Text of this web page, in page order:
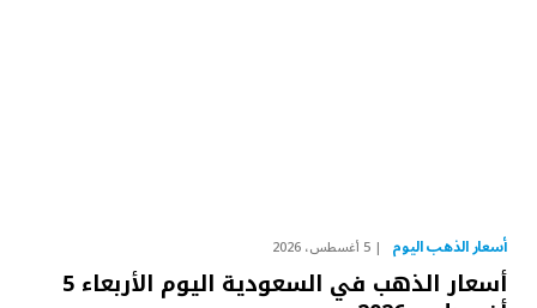
أسعار الذهب اليوم 5 أغسطس، 2026
أسعار الذهب في السعودية اليوم الأربعاء 5